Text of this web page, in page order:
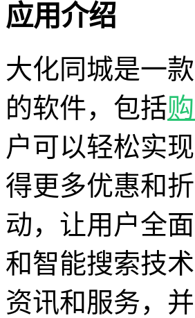
应用介绍
大化同城是一
的软件，包括
户可以轻松实
得更多优惠和
动，让用户全
和智能搜索技
资讯和服务，